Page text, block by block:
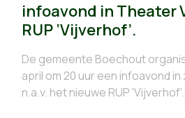
infoavond in Theater
RUP ‘Vijverhof’.
De gemeente Boechout
april om 20 uur een infoavond
n.a.v. het nieuwe RUP